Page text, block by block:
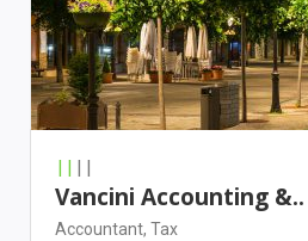
|| ||
Vancini Accounting &..
Accountant, Tax